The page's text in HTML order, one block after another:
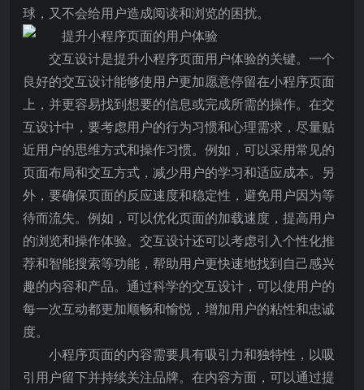
球，又不会给用户造成阅读和浏览的困扰。
交互设计是提升小程序页面用户体验的关键。一个
良好的交互设计能够使用户更加愿意停留在小程序页面
上，并更容易找到想要的信息或完成所需的操作。在交
互设计中，要考虑用户的行为习惯和心理需求，尽量贴
近用户的思维方式和操作习惯。例如，可以采用常见的
页面布局和交互方式，减少用户的学习和适应成本。另
外，要确保页面的反应速度和稳定性，避免用户因为等
待而流失。例如，可以优化页面的加载速度，提高用户
的浏览和操作体验。交互设计还可以考虑引入个性化推
荐和智能搜索等功能，帮助用户更快速地找到自己感兴
趣的内容和产品。通过科学的交互设计，可以使用户的
每一次互动都更加顺畅和愉悦，增加用户的粘性和忠诚
度。
小程序页面的内容需要具有吸引力和独特性，以吸
引用户留下并持续关注品牌。在内容方面，可以通过提